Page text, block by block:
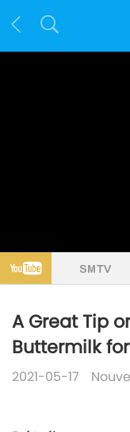
A Great Tip
Buttermilk
2021-05-17